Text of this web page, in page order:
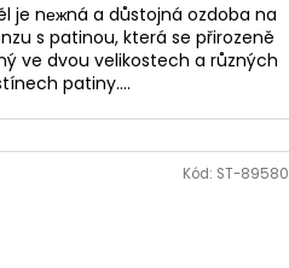
je nежná a důstojná ozdoba na
s patinou, která se přirozeně
ve dvou velikostech a různých
patiny....
Kód: ST-89580